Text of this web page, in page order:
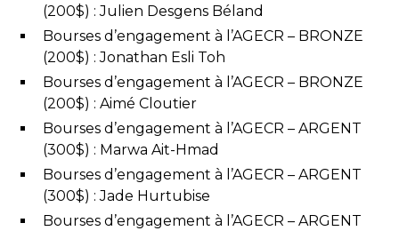
(200$) : Julien Desgens Béland
Bourses d’engagement à l’AGECR – BRONZE
(200$) : Jonathan Esli Toh
Bourses d’engagement à l’AGECR – BRONZE
(200$) : Aimé Cloutier
Bourses d’engagement à l’AGECR – ARGENT
(300$) : Marwa Ait-Hmad
Bourses d’engagement à l’AGECR – ARGENT
(300$) : Jade Hurtubise
Bourses d’engagement à l’AGECR – ARGENT